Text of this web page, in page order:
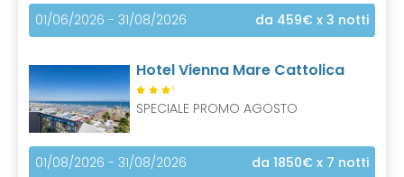
01/06/2026 - 31/08/2026
da 459€ x 3 notti
Hotel Vienna Mare Cattolica
S
SPECIALE PROMO AGOSTO
01/08/2026 - 31/08/2026 da 1850€ x 7 notti